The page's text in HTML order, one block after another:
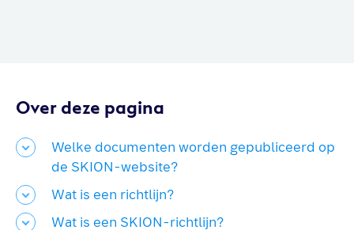
Over deze pagina
Welke documenten worden gepubliceerd op
de SKION-website?
Wat is een richtlijn?
Wat is een SKION-richtlijn?